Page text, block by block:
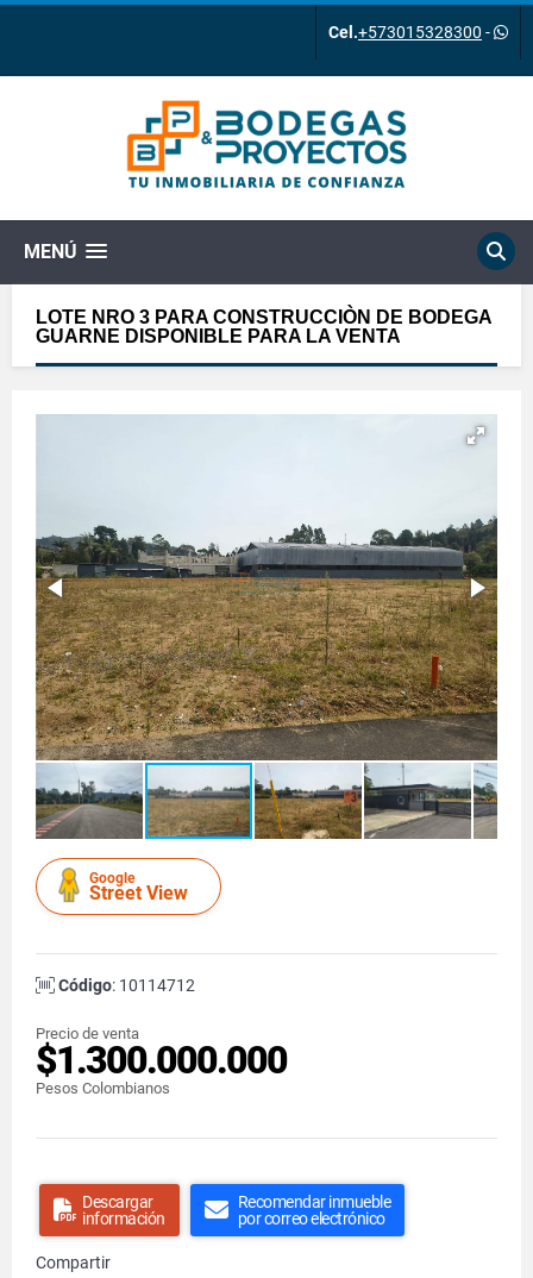
Cel.+573015328300 -
MENÚ
LOTE NRO 3 PARA CONSTRUCCIÒN DE BODEGA
GUARNE DISPONIBLE PARA LA VENTA
Google
Street View
Código: 10114712
Precio de venta
$1.300.000.000
Pesos Colombianos
Descargar
información
Recomendar inmueble
por correo electrónico
Compartir